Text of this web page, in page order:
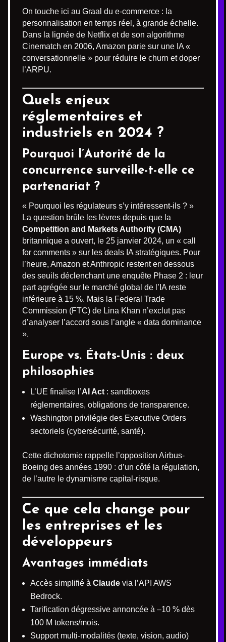
On touche ici au Graal du e-commerce : la
personnalisation en temps réel, à grande échelle.
Dans la lignée de Netflix et de son algorithme
Cinematch en 2006, Amazon parie sur une IA «
conversationnelle » pour réduire le churn et doper
l’ARPU.
Quels enjeux
réglementaires et
industriels en 2024 ?
Pourquoi l’Autorité de la
concurrence surveille-t-elle ce
partenariat ?
« Pourquoi les régulateurs s’y intéressent-ils ? »
La question brûle les lèvres depuis que la
Competition and Markets Authority (CMA)
britannique a ouvert, le 25 janvier 2024, un « call
for comments » sur les deals IA stratégiques. Pour
l’heure, Amazon et Anthropic restent en dessous
des seuils déclenchant une enquête Phase 2 : leur
part agrégée sur le marché global de l’IA reste
inférieure à 15 %. Mais la Federal Trade
Commission (FTC) de Lina Khan n’exclut pas
d’analyser l’accord sous l’angle « data dominance
».
Europe vs. États-Unis : deux
philosophies
L’UE finalise l’AI Act : sandboxes
réglementaires, obligations de transparence.
Washington privilégie des Executive Orders
sectoriels (cybersécurité, santé).
Cette dichotomie rappelle l’opposition Airbus-
Boeing des années 1990 : d’un côté la régulation,
de l’autre le dynamisme capital-risque.
Ce que cela change pour
les entreprises et les
développeurs
Avantages immédiats
Accès simplifié à Claude via l’API AWS
Bedrock.
Tarification dégressive annoncée à –10 % dès
100 M tokens/mois.
Support multi-modalités (texte, vision, audio)